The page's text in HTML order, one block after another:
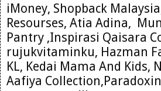
iMoney, Shopback
Resourses, Atia Adina,
Pantry ,Inspirasi Qaisara C
rujukvitaminku, Hazman
KL, Kedai Mama And Kids,
Aafiya